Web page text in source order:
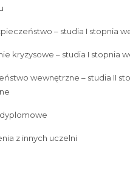
– studia I stopnia
kryzysowe – studia I stopnia
wewnętrzne – studia II
z innych uczelni